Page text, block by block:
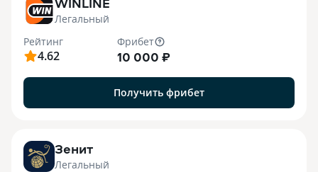
Легальный
Рейтинг
4.62
Фрибет
10 000 ₽
Получить фрибет
Зенит
Легальный